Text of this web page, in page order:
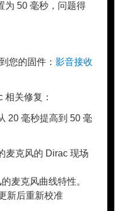
为 50 毫秒，问题得
您的固件： 影音接收
关修复：
20 毫秒提高到 50 毫
麦克风的 Dirac 现场
麦克风曲线特性。
新后重新校准